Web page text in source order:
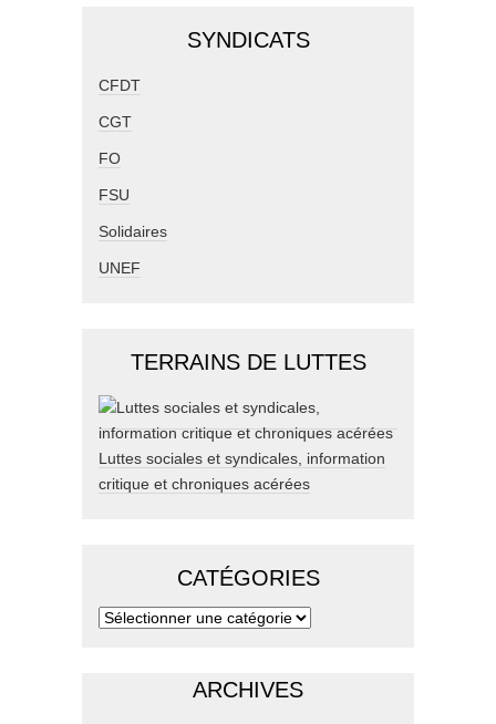
SYNDICATS
CFDT
CGT
FO
FSU
Solidaires
UNEF
TERRAINS DE LUTTES
Luttes sociales et syndicales, information
critique et chroniques acérées
CATÉGORIES
ARCHIVES